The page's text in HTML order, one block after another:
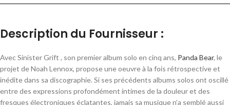
Description du Fournisseur :
Avec Sinister Grift , son premier album solo en cinq ans, Panda Bear, le
projet de Noah Lennox, propose une oeuvre à la fois rétrospective et
inédite dans sa discographie. Si ses précédents albums solos ont oscillé
entre des expressions profondément intimes de la douleur et des
fresques électroniques éclatantes, jamais sa musique n’a semblé aussi